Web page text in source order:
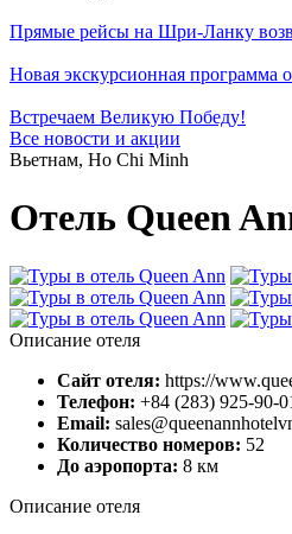
Прямые рейсы на Шри-Ланку
Новая экскурсионная
Встречаем Великую Победу!
Все новости и акции
Вьетнам, Ho Chi Minh
Отель Queen
Описание отеля
Сайт отеля: https://
Телефон: +84 (283) 925-90-
Email:
Количество номеров: 52
До аэропорта: 8 км
Описание отеля